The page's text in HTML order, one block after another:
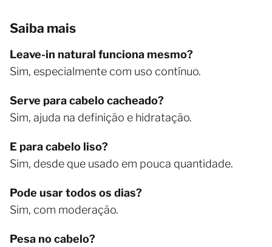
Saiba mais
Leave-in natural funciona mesmo?
Sim, especialmente com uso contínuo.
Serve para cabelo cacheado?
Sim, ajuda na definição e hidratação.
E para cabelo liso?
Sim, desde que usado em pouca quantidade.
Pode usar todos os dias?
Sim, com moderação.
Pesa no cabelo?